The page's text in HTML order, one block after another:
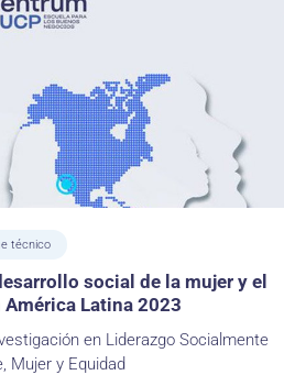
técnico
social de la mujer y el
América Latina 2023
en Liderazgo Socialmente
Mujer y Equidad